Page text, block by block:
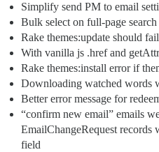
Simplify send PM to email
Bulk select on full-page search
Rake themes:update should
With vanilla js .href and
Rake themes:install error if
Downloading watched words
Better error message for
“confirm new email” emails
EmailChangeRequest records
field